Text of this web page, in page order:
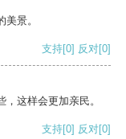
景。
支持[0] 反对[0]
这样会更加亲民。
支持[0] 反对[0]